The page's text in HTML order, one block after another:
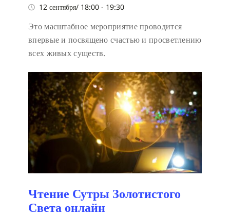
12 сентября/ 18:00 - 19:30
Это масштабное мероприятие проводится
впервые и посвящено счастью и просветлению
всех живых существ.
Чтение Сутры Золотистого
Света онлайн